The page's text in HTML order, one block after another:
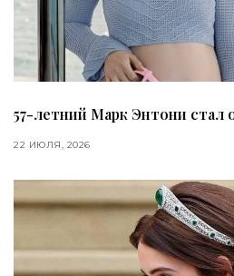
57-летний Марк Энтони стал
22 ИЮЛЯ, 2026